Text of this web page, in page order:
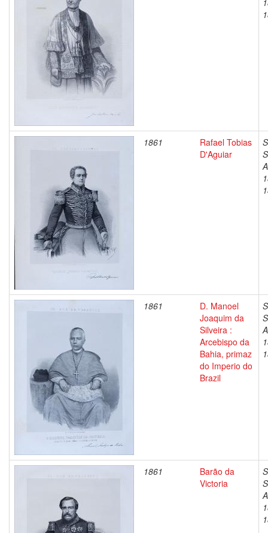
1861
Rafael Tobias
D'Aguiar
1861
D. Manoel
Joaquim da
Silveira :
Arcebispo da
Bahia, primaz
do Imperio do
Brazil
1861
Barão da
Victoria